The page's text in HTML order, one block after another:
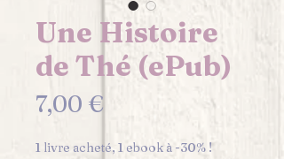
Une Histoire
de Thé (ePub)
7,00 €
1 livre acheté, 1 ebook à -30% !